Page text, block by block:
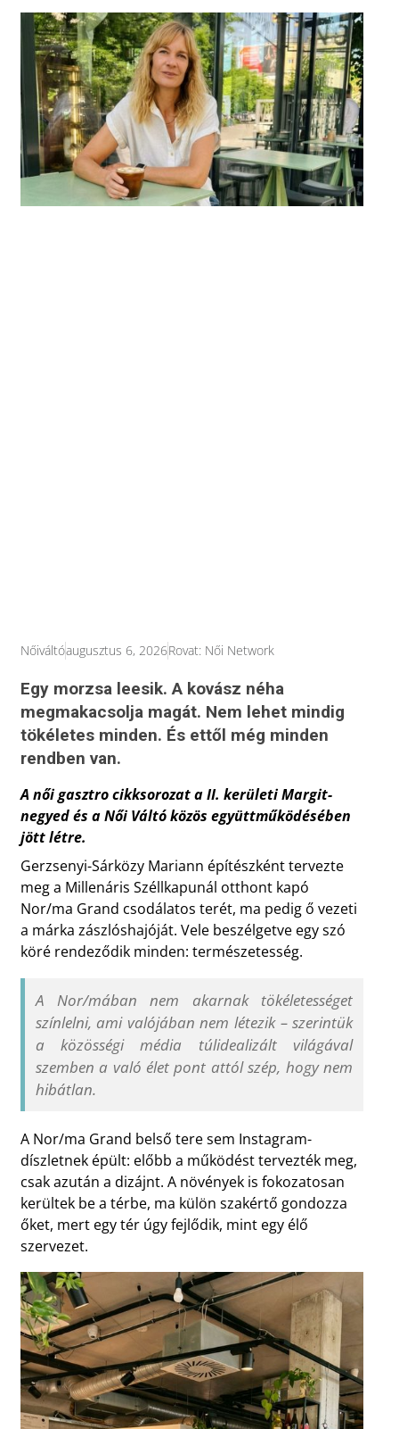
Nőiváltóaugusztus 6, 2026Rovat: Női Network
Egy morzsa leesik. A kovász néha
megmakacsolja magát. Nem lehet mindig
tökéletes minden. És ettől még minden
rendben van.
A női gasztro cikksorozat a II. kerületi Margit-
negyed és a Női Váltó közös együttműködésében
jött létre.
Gerzsenyi-Sárközy Mariann építészként tervezte
meg a Millenáris Széllkapunál otthont kapó
Nor/ma Grand csodálatos terét, ma pedig ő vezeti
a márka zászlóshajóját. Vele beszélgetve egy szó
köré rendeződik minden: természetesség.
A Nor/mában nem akarnak tökéletességet
színlelni, ami valójában nem létezik – szerintük
a közösségi média túlidealizált világával
szemben a való élet pont attól szép, hogy nem
hibátlan.
A Nor/ma Grand belső tere sem Instagram-
díszletnek épült: előbb a működést tervezték meg,
csak azután a dizájnt. A növények is fokozatosan
kerültek be a térbe, ma külön szakértő gondozza
őket, mert egy tér úgy fejlődik, mint egy élő
szervezet.